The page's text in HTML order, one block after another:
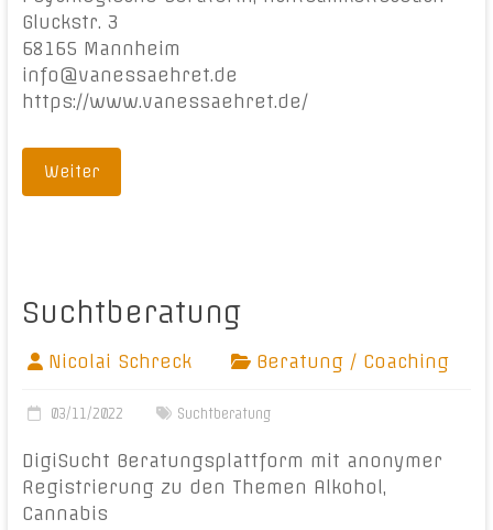
Gluckstr. 3
68165 Mannheim
info@vanessaehret.de
https://www.vanessaehret.de/
Weiter
Suchtberatung
Nicolai Schreck Beratung / Coaching
03/11/2022 Suchtberatung
DigiSucht Beratungsplattform mit anonymer
Registrierung zu den Themen Alkohol,
Cannabis